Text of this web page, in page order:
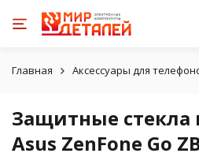
Главная Аксессуары для
Защитные стекла
Asus ZenFone Go